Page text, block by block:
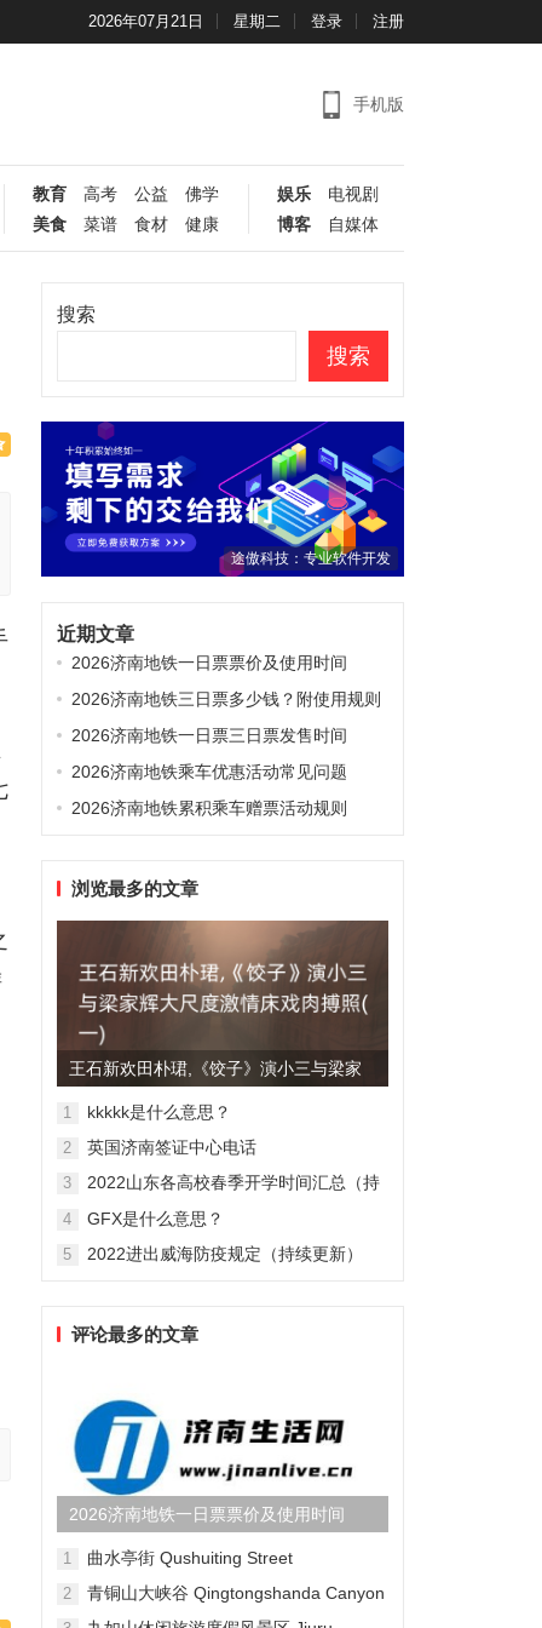
2026年07月21日 星期二 登录 注册
手机版
教育 高考 公益
佛学
美食
菜谱 食材 健康
娱乐
电视剧
博客
自媒体
搜索
搜索
途傲科技：专业软件开发
近期文章
2026济南地铁一日票票价及使用时间
2026济南地铁三日票多少钱？附使用规则
2026济南地铁一日票三日票发售时间
2026济南地铁乘车优惠活动常见问题
2026济南地铁累积乘车赠票活动规则
浏览最多的文章
王石新欢田朴珺,《饺子》演小三与梁家
辉大尺度激情床戏肉搏照(...
1 kkkkk是什么意思？
2 英国济南签证中心电话
3
2022山东各高校春季开学时间汇总（持
4 GFX是什么意思？
5 2022进出威海防疫规定（持续更新）
评论最多的文章
2026济南地铁一日票票价及使用时间
1 曲水亭街 Qushuiting Street
2 青铜山大峡谷 Qingtongshanda Canyon